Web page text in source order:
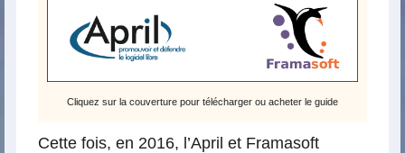
Cliquez sur la couverture pour télécharger ou acheter le guide
Cette fois, en 2016, l’April et Framasoft